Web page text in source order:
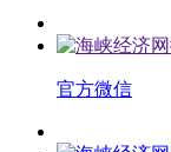
官方微信